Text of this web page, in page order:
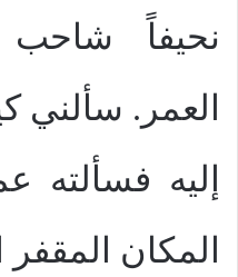
نحيفاً
العمر.
إليه فسألته
المكان